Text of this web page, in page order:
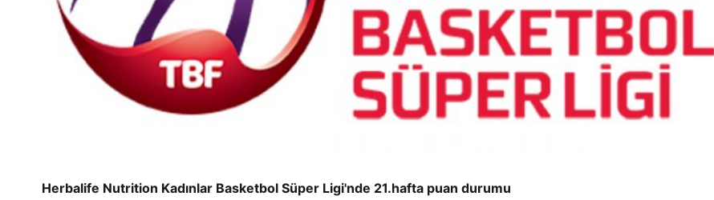
Herbalife Nutrition Kadınlar Basketbol Süper Ligi'nde 21.hafta puan durumu